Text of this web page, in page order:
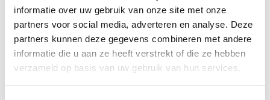
informatie over uw gebruik van onze site met onze
partners voor social media, adverteren en analyse. Deze
partners kunnen deze gegevens combineren met andere
informatie die u aan ze heeft verstrekt of die ze hebben
verzameld op basis van uw gebruik van hun services.
Op voorraad: .
Bekijk de reviews
Hoogstaande officieel door ECB-S gecertificeerde
inbraakwerende kluis in de klasse 1 / grade I / CEN 1